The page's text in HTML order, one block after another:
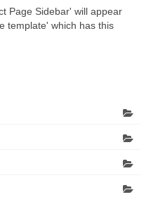
Page Sidebar' will appear
template' which has this